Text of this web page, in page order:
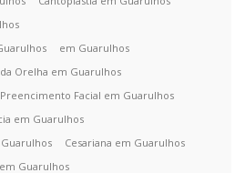
em Guarulhos
Orelha em Guarulhos
Preencimento Facial em Guarulhos
em Guarulhos
Cesariana em Guarulhos
Guarulhos